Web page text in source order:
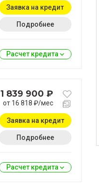
Заявка на кредит
Подробнее
Расчет кредита
1 839 900 ₽
от 16 818 ₽/мес
Заявка на кредит
Подробнее
Расчет кредита